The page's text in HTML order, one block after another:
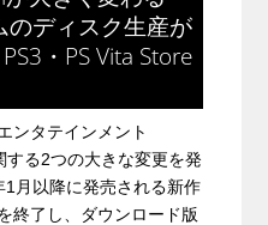
のディスク生産が
・PS Vita Store
ンタテインメント
する2つの大きな変更を発
月以降に発売される新作
終了し、ダウンロード版